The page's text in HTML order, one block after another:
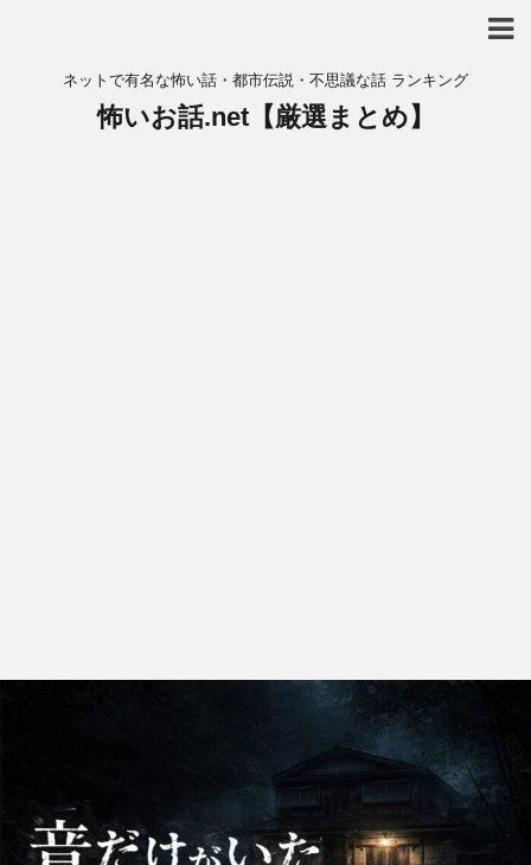
ネットで有名な怖い話・都市伝説・不思議な話 ランキング
怖いお話.net【厳選まとめ】